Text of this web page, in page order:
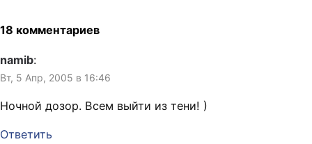
трек. Я в общем-то его не
люблю лишь за то, что
отчего-то…
18 комментариев
namib:
Вт, 5 Апр, 2005 в 16:46
Ночной дозор. Всем выйти из тени! )
Ответить